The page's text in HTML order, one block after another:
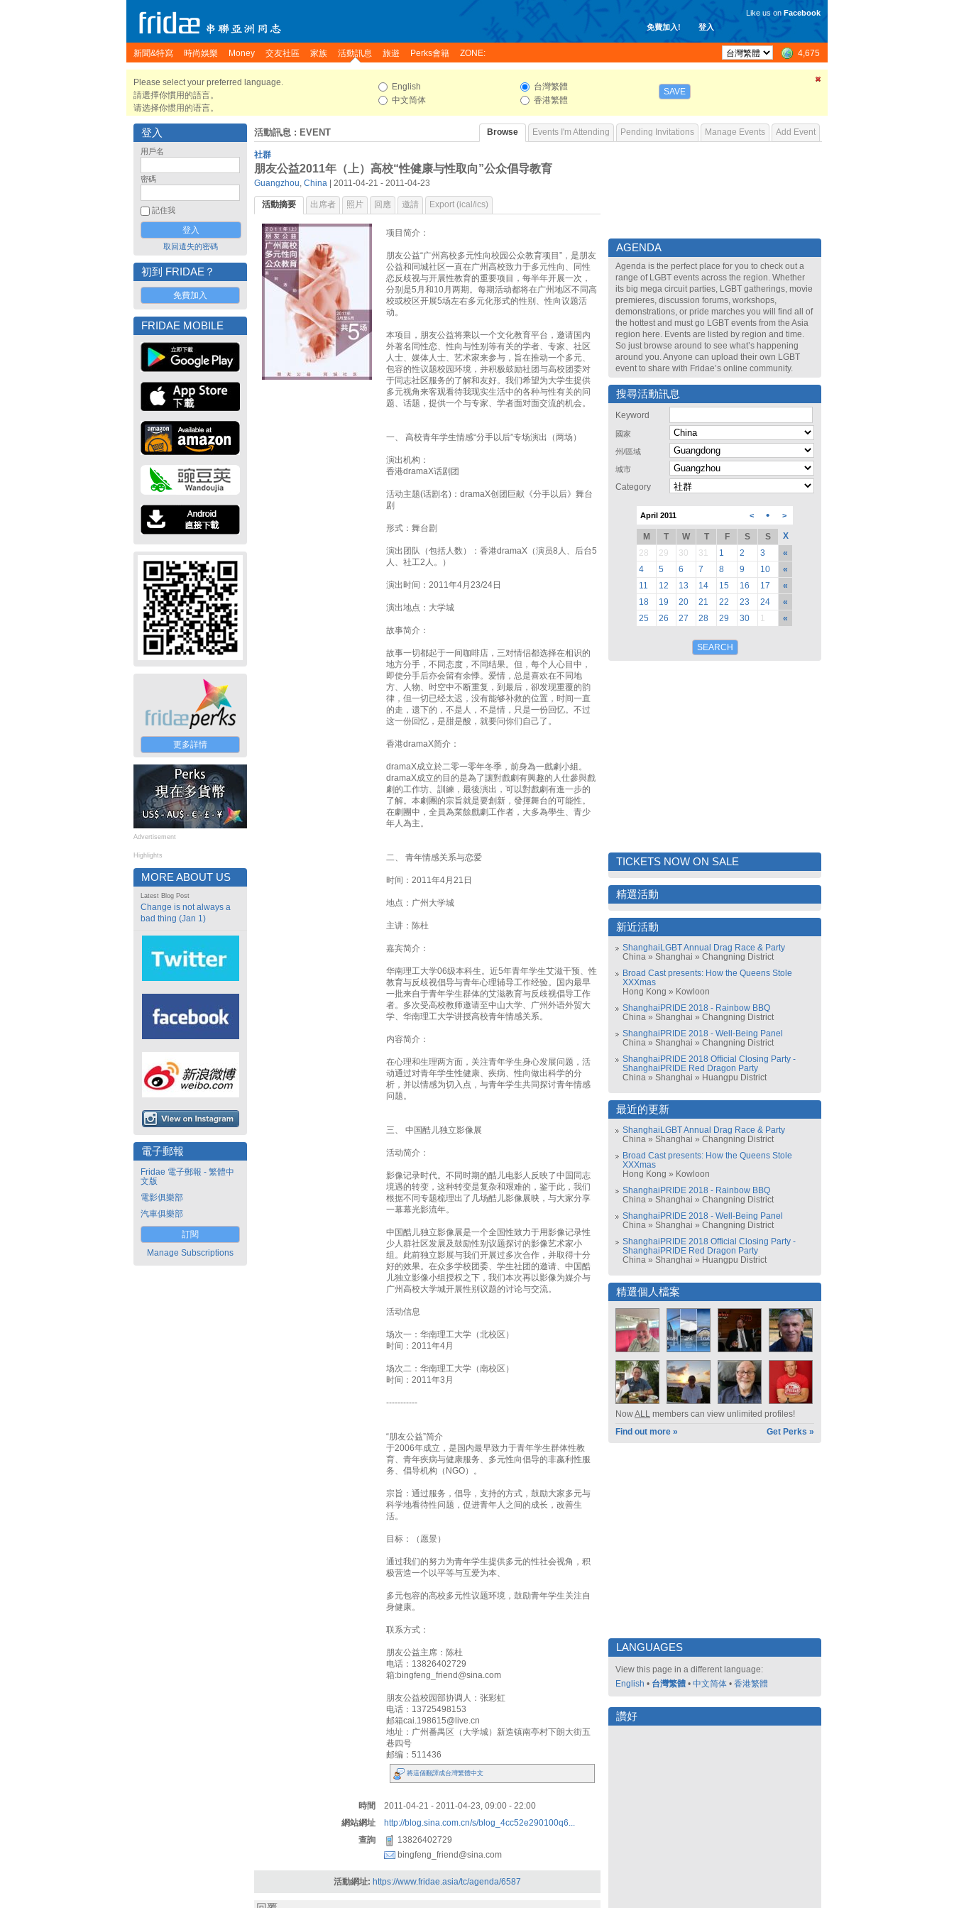
免費加入! 登入
Like us on Facebook
新聞&特寫 時尚娛樂 Money 交友社區 家族 活動訊息 旅遊 Perks會籍 ZONE: 4,675
Please select your preferred language.
請選擇你慣用的語言。
请选择你惯用的语言。
English
中文简体
台灣繁體
香港繁體
SAVE
登入
用戶名
密碼
記住我
取回遺失的密碼
初到 FRIDAE？
免費加入
FRIDAE MOBILE
更多詳情
Advertisement
Highlights
MORE ABOUT US
Latest Blog Post
Change is not always a
bad thing (Jan 1)
電子郵報
Fridae 電子郵報 - 繁體中
文版
電影俱樂部
汽車俱樂部
訂閱
Manage Subscriptions
活動訊息 : EVENT Browse Events I'm Attending Pending Invitations Manage Events Add Event
社群
朋友公益2011年（上）高校“性健康与性取向”公众倡导教育
Guangzhou, China | 2011-04-21 - 2011-04-23
活動摘要 出席者 照片 回應 邀請 Export (ical/ics)
项目简介：
朋友公益“广州高校多元性向校园公众教育项目”，是朋友
公益和同城社区一直在广州高校致力于多元性向、同性
恋反歧视与开展性教育的重要项目，每半年开展一次，
分别是5月和10月两期。每期活动都将在广州地区不同高
校或校区开展5场左右多元化形式的性别、性向议题活
动。
本项目，朋友公益将乘以一个文化教育平台，邀请国内
外著名同性恋、性向与性别等有关的学者、专家、社区
人士、媒体人士、艺术家来参与，旨在推动一个多元、
包容的性议题校园环境，并积极鼓励社团与高校团委对
于同志社区服务的了解和友好。我们希望为大学生提供
多元视角来客观看待我现实生活中的各种与性有关的问
题、话题，提供一个与专家、学者面对面交流的机会。
一、 高校青年学生情感“分手以后”专场演出（两场）
演出机构：
香港dramaX话剧团
活动主题(话剧名)：dramaX创团巨献《分手以后》舞台
剧
形式：舞台剧
演出团队（包括人数）：香港dramaX（演员8人、后台5
人、社工2人。）
演出时间：2011年4月23/24日
演出地点：大学城
故事简介：
故事一切都起于一间咖啡店，三对情侣都选择在相识的
地方分手，不同态度，不同结果。但，每个人心目中，
即使分手后亦会留有余悸。爱情，总是喜欢在不同地
方、人物、时空中不断重复，到最后，卻发现重覆的韵
律，但一切已经太迟，没有能够补救的位置，时间一直
的走，遗下的，不是人，不是情，只是一份回忆。不过
这一份回忆，是甜是酸，就要问你们自己了。
香港dramaX简介：
dramaX成立於二零一零年冬季，前身為一戲劇小組。
dramaX成立的目的是為了讓對戲劇有興趣的人仕參與戲
劇的工作坊、訓練，最後演出，可以對戲劇有進一步的
了解。本劇團的宗旨就是要創新，發揮舞台的可能性。
在劇團中，全員為業餘戲劇工作者，大多為學生、青少
年人為主。
二、 青年情感关系与恋爱
时间：2011年4月21日
地点：广州大学城
主讲：陈杜
嘉宾简介：
华南理工大学06级本科生。近5年青年学生艾滋干预、性
教育与反歧视倡导与青年心理辅导工作经验。国内最早
一批来自于青年学生群体的艾滋教育与反歧视倡导工作
者。多次受高校教师邀请至中山大学、广州外语外贸大
学、华南理工大学讲授高校青年情感关系。
内容简介：
在心理和生理两方面，关注青年学生身心发展问题，活
动通过对青年学生性健康、疾病、性向做出科学的分
析，并以情感为切入点，与青年学生共同探讨青年情感
问题。
三、 中国酷儿独立影像展
活动简介：
影像记录时代。不同时期的酷儿电影人反映了中国同志
境遇的转变，这种转变是复杂和艰难的，鉴于此，我们
根据不同专题梳理出了几场酷儿影像展映，与大家分享
一幕幕光影流年。
中国酷儿独立影像展是一个全国性致力于用影像记录性
少人群社区发展及鼓励性别议题探讨的影像艺术家小
组。此前独立影展与我们开展过多次合作，并取得十分
好的效果。在众多学校团委、学生社团的邀请、中国酷
儿独立影像小组授权之下，我们本次再以影像为媒介与
广州高校大学城开展性别议题的讨论与交流。
活动信息
场次一：华南理工大学（北校区）
时间：2011年4月
场次二：华南理工大学（南校区）
时间：2011年3月
-----------
“朋友公益”简介
于2006年成立，是国内最早致力于青年学生群体性教
育、青年疾病与健康服务、多元性向倡导的非嬴利性服
务、倡导机构（NGO）。
宗旨：通过服务，倡导，支持的方式，鼓励大家多元与
科学地看待性问题，促进青年人之间的成长，改善生
活。
目标：（愿景）
通过我们的努力为青年学生提供多元的性社会视角，积
极营造一个以平等与互爱为本、
多元包容的高校多元性议题环境，鼓励青年学生关注自
身健康。
联系方式：
朋友公益主席：陈杜
电话：13826402729
箱:bingfeng_friend@sina.com
朋友公益校园部协调人：张彩虹
电话：13725498153
邮箱cai.198615@live.cn
地址：广州番禺区（大学城）新造镇南亭村下朗大街五
巷四号
邮编：511436
將這個翻譯成台灣繁體中文
時間
2011-04-21 - 2011-04-23, 09:00 - 22:00
網站網址
http://blog.sina.com.cn/s/blog_4cc52e290100q6...
查詢
13826402729
bingfeng_friend@sina.com
活動網址: https://www.fridae.asia/tc/agenda/6587
AGENDA
Agenda is the perfect place for you to check out a
range of LGBT events across the region. Whether
its big mega circuit parties, LGBT gatherings, movie
premieres, discussion forums, workshops,
demonstrations, or pride marches you will find all of
the hottest and must go LGBT events from the Asia
region here. Events are listed by region and time.
So just browse around to see what’s happening
around you. Anyone can upload their own LGBT
event to share with Fridae’s online community.
搜尋活動訊息
Keyword
國家
州/區域
城市
Category
April 2011 < • >
M T W T F S S
X
28
29 30 31 1 2 3
«
4
5 6 7 8 9 10
«
11
12 13 14 15 16 17
«
18
19 20 21 22 23 24
«
25
26 27 28 29 30 1 «
TICKETS NOW ON SALE
精選活動
新近活動
ShanghaiLGBT Annual Drag Race & Party
China » Shanghai » Changning District
Broad Cast presents: How the Queens Stole
XXXmas
Hong Kong » Kowloon
ShanghaiPRIDE 2018 - Rainbow BBQ
China » Shanghai » Changning District
ShanghaiPRIDE 2018 - Well-Being Panel
China » Shanghai » Changning District
ShanghaiPRIDE 2018 Official Closing Party -
ShanghaiPRIDE Red Dragon Party
China » Shanghai » Huangpu District
最近的更新
ShanghaiLGBT Annual Drag Race & Party
China » Shanghai » Changning District
Broad Cast presents: How the Queens Stole
XXXmas
Hong Kong » Kowloon
ShanghaiPRIDE 2018 - Rainbow BBQ
China » Shanghai » Changning District
ShanghaiPRIDE 2018 - Well-Being Panel
China » Shanghai » Changning District
ShanghaiPRIDE 2018 Official Closing Party -
ShanghaiPRIDE Red Dragon Party
China » Shanghai » Huangpu District
精選個人檔案
NowALL members can view unlimited profiles!
Find out more »
Get Perks »
LANGUAGES
View this page in a different language:
English • 台灣繁體 • 中文简体 • 香港繁體
讚好